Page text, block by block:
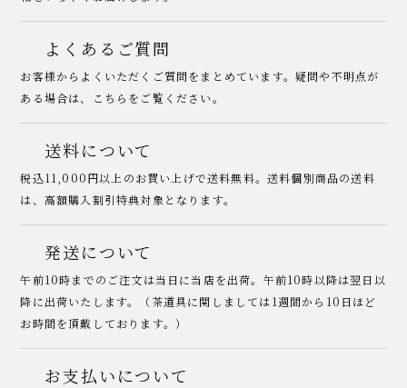
よくあるご質問
お客様からよくいただくご質問をまとめています。疑問や不明点が
ある場合は、こちらをご覧ください。
送料について
税込11,000円以上のお買い上げで送料無料。送料個別商品の送料
は、高額購入割引特典対象となります。
発送について
午前10時までのご注文は当日に当店を出荷。午前10時以降は翌日以
降に出荷いたします。（茶道具に関しましては1週間から10日ほど
お時間を頂戴しております。）
お支払いについて